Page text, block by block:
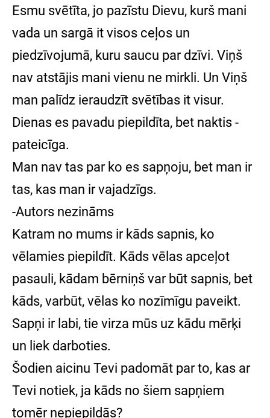
Esmu svētīta, jo pazīstu Dievu, kurš mani
vada un sargā it visos ceļos un
piedzīvojumā, kuru saucu par dzīvi. Viņš
nav atstājis mani vienu ne mirkli. Un Viņš
man palīdz ieraudzīt svētības it visur.
Dienas es pavadu piepildīta, bet naktis -
pateicīga.
Man nav tas par ko es sapņoju, bet man ir
tas, kas man ir vajadzīgs.
-Autors nezināms
Katram no mums ir kāds sapnis, ko
vēlamies piepildīt. Kāds vēlas apceļot
pasauli, kādam bērniņš var būt sapnis, bet
kāds, varbūt, vēlas ko nozīmīgu paveikt.
Sapņi ir labi, tie virza mūs uz kādu mērķi
un liek darboties.
Šodien aicinu Tevi padomāt par to, kas ar
Tevi notiek, ja kāds no šiem sapņiem
tomēr nepiepildās?